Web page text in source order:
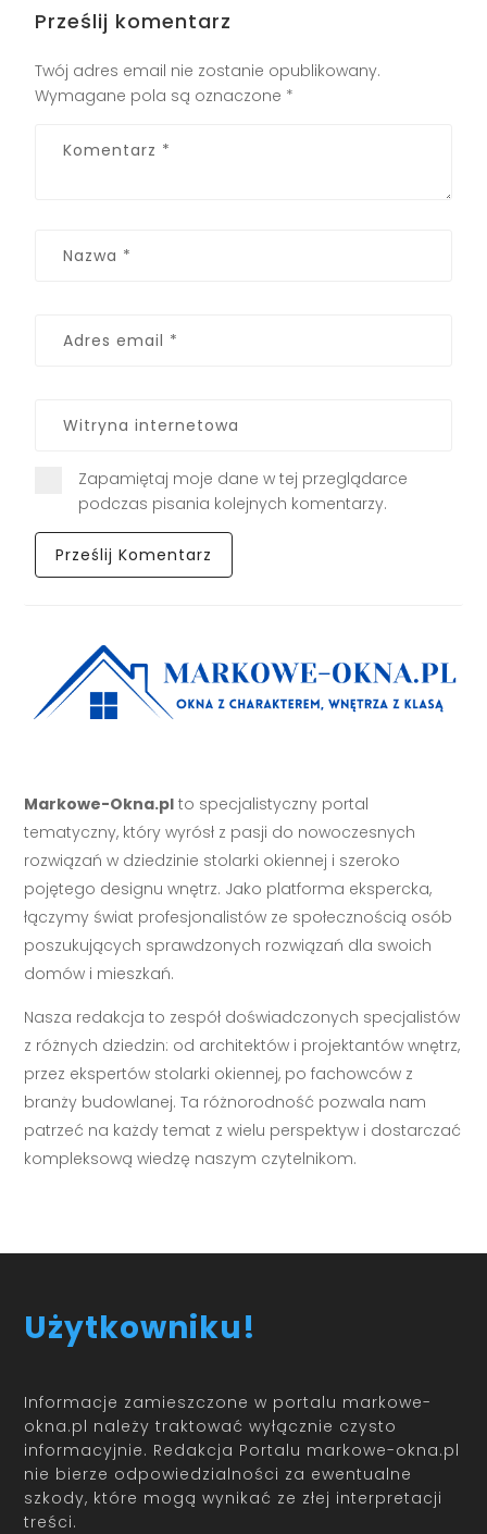
Prześlij komentarz
Twój adres email nie zostanie opublikowany.
Wymagane pola są oznaczone *
Zapamiętaj moje dane w tej przeglądarce
podczas pisania kolejnych komentarzy.
Markowe-Okna.pl to specjalistyczny portal
tematyczny, który wyrósł z pasji do nowoczesnych
rozwiązań w dziedzinie stolarki okiennej i szeroko
pojętego designu wnętrz. Jako platforma ekspercka,
łączymy świat profesjonalistów ze społecznością osób
poszukujących sprawdzonych rozwiązań dla swoich
domów i mieszkań.
Nasza redakcja to zespół doświadczonych specjalistów
z różnych dziedzin: od architektów i projektantów wnętrz,
przez ekspertów stolarki okiennej, po fachowców z
branży budowlanej. Ta różnorodność pozwala nam
patrzeć na każdy temat z wielu perspektyw i dostarczać
kompleksową wiedzę naszym czytelnikom.
Użytkowniku!
Informacje zamieszczone w portalu markowe-
okna.pl należy traktować wyłącznie czysto
informacyjnie. Redakcja Portalu markowe-okna.pl
nie bierze odpowiedzialności za ewentualne
szkody, które mogą wynikać ze złej interpretacji
treści.